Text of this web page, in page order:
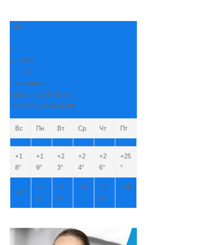
+18
°
C
H: +19°
L: +13°
Шарыпово
Суббота, 08 Август
Прогноз на неделю
Вс Пн Вт Ср Чт Пт
+1
8°
+1
9°
+2
3°
+2
4°
+2
6°
+25
°
+9°
+1
2°
+1
0°
+11
°
+1
3°
+15
°